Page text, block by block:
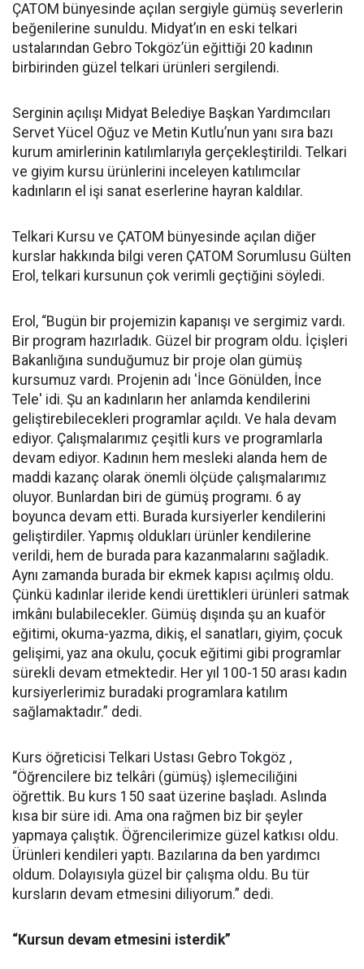
ÇATOM bünyesinde açılan sergiyle gümüş severlerin
beğenilerine sunuldu. Midyat’ın en eski telkari
ustalarından Gebro Tokgöz’ün eğittiği 20 kadının
birbirinden güzel telkari ürünleri sergilendi.
Serginin açılışı Midyat Belediye Başkan Yardımcıları
Servet Yücel Oğuz ve Metin Kutlu’nun yanı sıra bazı
kurum amirlerinin katılımlarıyla gerçekleştirildi. Telkari
ve giyim kursu ürünlerini inceleyen katılımcılar
kadınların el işi sanat eserlerine hayran kaldılar.
Telkari Kursu ve ÇATOM bünyesinde açılan diğer
kurslar hakkında bilgi veren ÇATOM Sorumlusu Gülten
Erol, telkari kursunun çok verimli geçtiğini söyledi.
Erol, “Bugün bir projemizin kapanışı ve sergimiz vardı.
Bir program hazırladık. Güzel bir program oldu. İçişleri
Bakanlığına sunduğumuz bir proje olan gümüş
kursumuz vardı. Projenin adı 'İnce Gönülden, İnce
Tele' idi. Şu an kadınların her anlamda kendilerini
geliştirebilecekleri programlar açıldı. Ve hala devam
ediyor. Çalışmalarımız çeşitli kurs ve programlarla
devam ediyor. Kadının hem mesleki alanda hem de
maddi kazanç olarak önemli ölçüde çalışmalarımız
oluyor. Bunlardan biri de gümüş programı. 6 ay
boyunca devam etti. Burada kursiyerler kendilerini
geliştirdiler. Yapmış oldukları ürünler kendilerine
verildi, hem de burada para kazanmalarını sağladık.
Aynı zamanda burada bir ekmek kapısı açılmış oldu.
Çünkü kadınlar ileride kendi ürettikleri ürünleri satmak
imkânı bulabilecekler. Gümüş dışında şu an kuaför
eğitimi, okuma-yazma, dikiş, el sanatları, giyim, çocuk
gelişimi, yaz ana okulu, çocuk eğitimi gibi programlar
sürekli devam etmektedir. Her yıl 100-150 arası kadın
kursiyerlerimiz buradaki programlara katılım
sağlamaktadır.” dedi.
Kurs öğreticisi Telkari Ustası Gebro Tokgöz ,
“Öğrencilere biz telkâri (gümüş) işlemeciliğini
öğrettik. Bu kurs 150 saat üzerine başladı. Aslında
kısa bir süre idi. Ama ona rağmen biz bir şeyler
yapmaya çalıştık. Öğrencilerimize güzel katkısı oldu.
Ürünleri kendileri yaptı. Bazılarına da ben yardımcı
oldum. Dolayısıyla güzel bir çalışma oldu. Bu tür
kursların devam etmesini diliyorum.” dedi.
“Kursun devam etmesini isterdik”